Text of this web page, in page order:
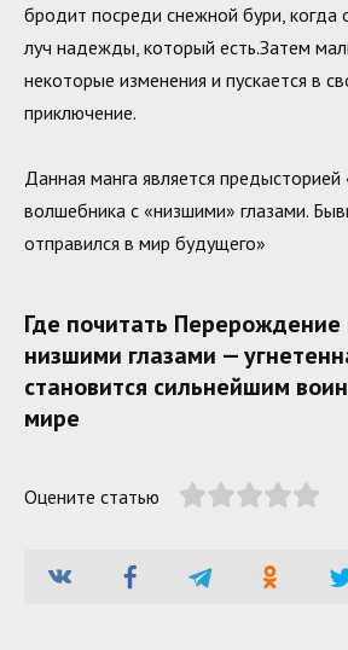
бродит посреди снежной бури, когда
луч надежды, который есть.Затем
некоторые изменения и пускается в
приключение.
Данная манга является
волшебника с «низшими» глазами.
отправился в мир будущего»
Где почитать
низшими глазами —
становится сильнейшим
мире
Оцените статью